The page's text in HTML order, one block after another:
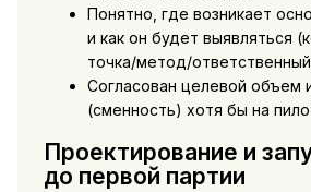
Понятно, где возникает
и как он будет выявляться
точка/метод/
Согласован целевой объем
(сменность) хотя бы на
Проектирование и
до первой партии